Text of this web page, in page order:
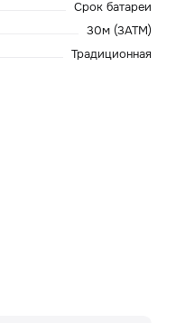
Срок батареи
30м (3ATM)
Традиционная